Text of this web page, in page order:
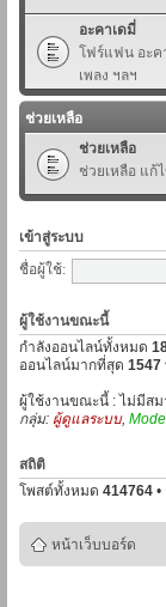
อะคาเดมี่
โฟร์แฟน อะค
เพลง ฯลฯ
ช่วยเหลือ
ช่วยเหลือ
ช่วยเหลือ แก้
เข้าสู่ระบบ
ชื่อผู้ใช้:
ผู้ใช้งานขณะนี้
กำลังออนไลน์ทั้งหมด
ออนไลน์มากที่สุด 1547
ผู้ใช้งานขณะนี้ : ไม่มีส
กลุ่ม: ผู้ดูแลระบบ,
สถิติ
โพสต์ทั้งหมด 414764
หน้าเว็บบอร์ด